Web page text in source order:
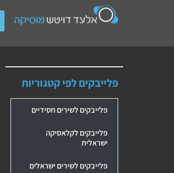
פלייבקים לפי קטגוריות
פלייבקים לשירים חסידיים
פלייבקים לקלאסיקה
ישראלית
פלייבקים לשירים ישראלים